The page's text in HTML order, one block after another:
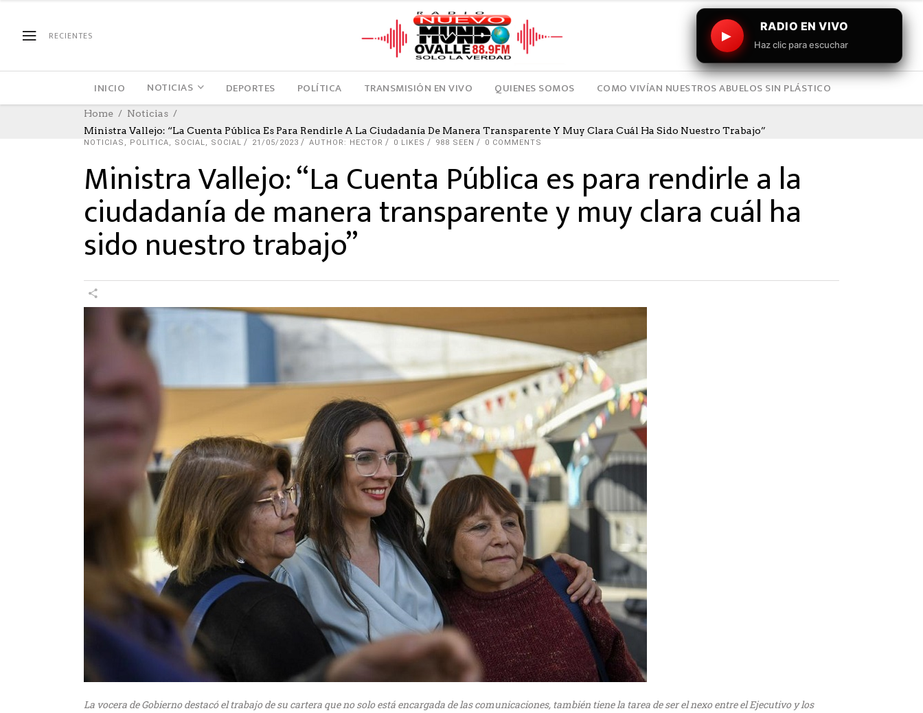
RECIENTES ▶
RADIO EN VIVO
Haz clic para escuchar
INICIO NOTICIAS DEPORTES POLÍTICA TRANSMISIÓN EN VIVO QUIENES SOMOS COMO VIVÍAN NUESTROS ABUELOS SIN PLÁSTICO
Home
Noticias
Ministra Vallejo: “La Cuenta Pública Es Para Rendirle A La Ciudadanía De Manera Transparente Y Muy Clara Cuál Ha Sido Nuestro Trabajo”
NOTICIAS , POLÍTICA, SOCIAL, SOCIAL 21/05/2023 AUTHOR: HECTOR 0 LIKES 988 SEEN 0 COMMENTS
Ministra Vallejo: “La Cuenta Pública es para rendirle a la
ciudadanía de manera transparente y muy clara cuál ha
sido nuestro trabajo”
La vocera de Gobierno destacó el trabajo de su cartera que no solo está encargada de las comunicaciones, también tiene la tarea de ser el nexo entre el Ejecutivo y los